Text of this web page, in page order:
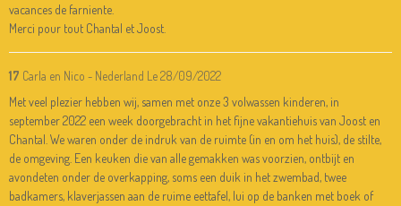
vacances de farniente.
Merci pour tout Chantal et Joost.
17 Carla en Nico - Nederland Le 28/09/2022
Met veel plezier hebben wij, samen met onze 3 volwassen kinderen, in
september 2022 een week doorgebracht in het fijne vakantiehuis van Joost en
Chantal. We waren onder de indruk van de ruimte (in en om het huis), de stilte,
de omgeving. Een keuken die van alle gemakken was voorzien, ontbijt en
avondeten onder de overkapping, soms een duik in het zwembad, twee
badkamers, klaverjassen aan de ruime eettafel, lui op de banken met boek of